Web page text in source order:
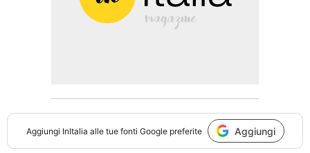
Aggiungi InItalia alle tue fonti Google preferite Aggiungi